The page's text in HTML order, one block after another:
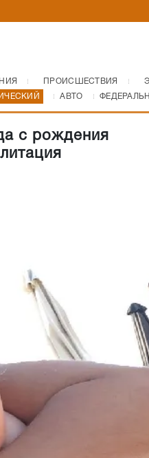
ПРОИСШЕСТВИЯ
АВТО
с рождения